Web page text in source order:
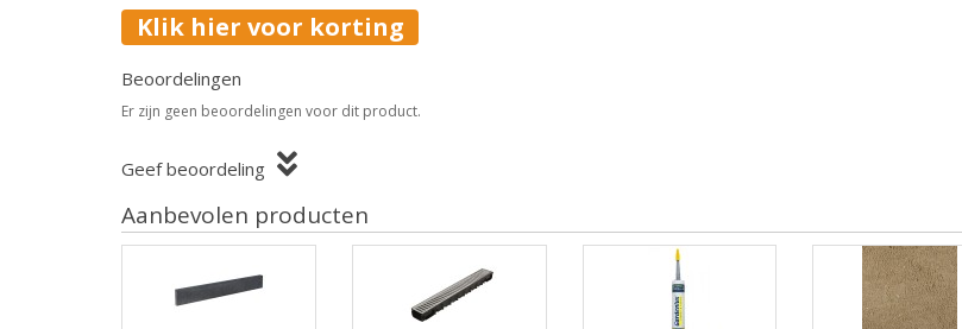
Klik hier voor korting
Beoordelingen
Er zijn geen beoordelingen voor dit product.
Geef beoordeling
Aanbevolen producten